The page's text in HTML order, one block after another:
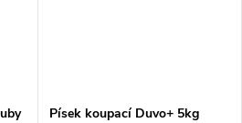
Písek koupací Duvo+ 5kg